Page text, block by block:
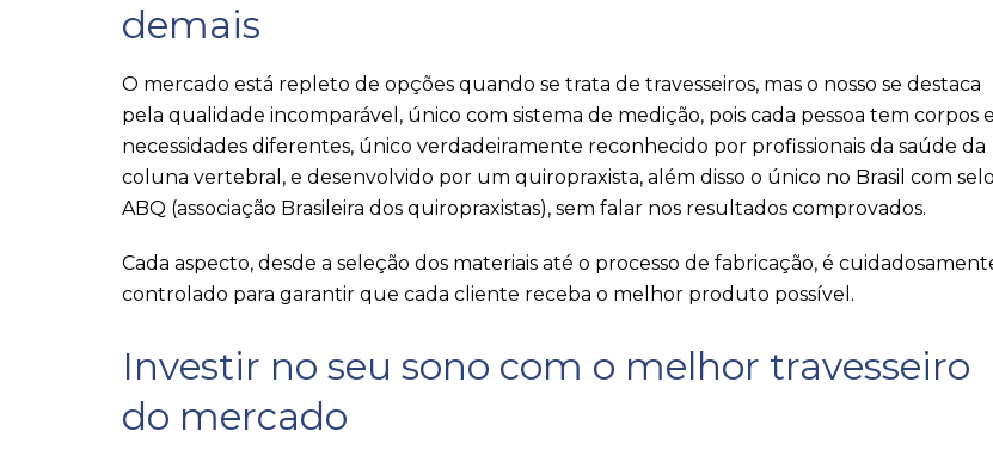
demais
O mercado está repleto de opções quando se trata de travesseiros, mas o nosso se destaca
pela qualidade incomparável, único com sistema de medição, pois cada pessoa tem corpos e
necessidades diferentes, único verdadeiramente reconhecido por profissionais da saúde da
coluna vertebral, e desenvolvido por um quiropraxista, além disso o único no Brasil com selo
ABQ (associação Brasileira dos quiropraxistas), sem falar nos resultados comprovados.
Cada aspecto, desde a seleção dos materiais até o processo de fabricação, é
controlado para garantir que cada cliente receba o melhor produto possível.
Investir no seu sono com o melhor travesseiro
do mercado